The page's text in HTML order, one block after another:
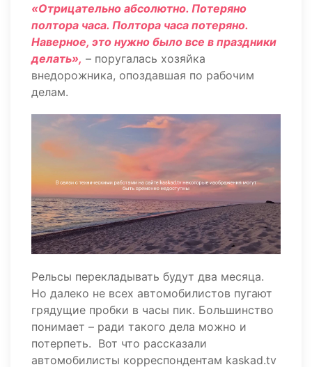
«Отрицательно абсолютно. Потеряно
полтора часа. Полтора часа потеряно.
Наверное, это нужно было все в праздники
делать», – поругалась хозяйка
внедорожника, опоздавшая по рабочим
делам.
Рельсы перекладывать будут два месяца.
Но далеко не всех автомобилистов пугают
грядущие пробки в часы пик. Большинство
понимает – ради такого дела можно и
потерпеть. Вот что рассказали
автомобилисты корреспондентам kaskad.tv